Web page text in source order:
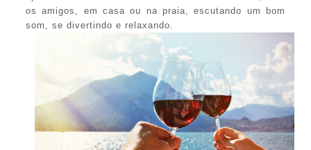
os amigos, em casa ou na praia, escutando um bom
som, se divertindo e relaxando.